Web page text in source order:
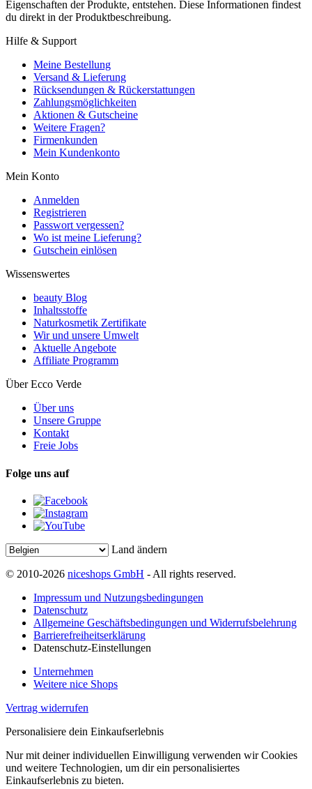
Eigenschaften der Produkte, entstehen. Diese Informationen findest
du direkt in der Produktbeschreibung.
Hilfe & Support
Meine Bestellung
Versand & Lieferung
Rücksendungen & Rückerstattungen
Zahlungsmöglichkeiten
Aktionen & Gutscheine
Weitere Fragen?
Firmenkunden
Mein Kundenkonto
Mein Konto
Anmelden
Registrieren
Passwort vergessen?
Wo ist meine Lieferung?
Gutschein einlösen
Wissenswertes
beauty Blog
Inhaltsstoffe
Naturkosmetik Zertifikate
Wir und unsere Umwelt
Aktuelle Angebote
Affiliate Programm
Über Ecco Verde
Über uns
Unsere Gruppe
Kontakt
Freie Jobs
Folge uns auf
Land ändern
© 2010-2026 niceshops GmbH - All rights reserved.
Impressum und Nutzungsbedingungen
Datenschutz
Allgemeine Geschäftsbedingungen und Widerrufsbelehrung
Barrierefreiheitserklärung
Datenschutz-Einstellungen
Unternehmen
Weitere nice Shops
Vertrag widerrufen
Personalisiere dein Einkaufserlebnis
Nur mit deiner individuellen Einwilligung verwenden wir Cookies
und weitere Technologien, um dir ein personalisiertes
Einkaufserlebnis zu bieten.